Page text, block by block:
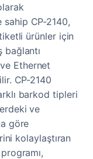
sahip CP-2140,
ürünler için
bağlantı
Ethernet
CP-2140
barkod tipleri
ve
göre
kolaylaştıran